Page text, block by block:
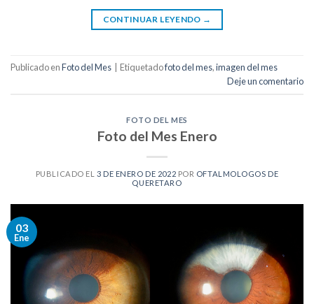
CONTINUAR LEYENDO →
Publicado enFoto del Mes Etiquetadofoto del mes,imagen del mes
Deje un comentario
FOTO DEL MES
Foto del Mes Enero
PUBLICADO EL 3 DE ENERO DE 2022 POR OFTALMOLOGOS DE
QUERETARO
03
Ene